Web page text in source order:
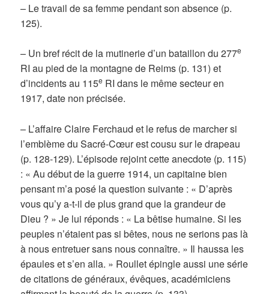
– Le travail de sa femme pendant son absence (p.
125).
– Un bref récit de la mutinerie d’un bataillon du 277e
RI au pied de la montagne de Reims (p. 131) et
d’incidents au 115e RI dans le même secteur en
1917, date non précisée.
– L’affaire Claire Ferchaud et le refus de marcher si
l’emblème du Sacré-Cœur est cousu sur le drapeau
(p. 128-129). L’épisode rejoint cette anecdote (p. 115)
: « Au début de la guerre 1914, un capitaine bien
pensant m’a posé la question suivante : « D’après
vous qu’y a-t-il de plus grand que la grandeur de
Dieu ? » Je lui réponds : « La bêtise humaine. Si les
peuples n’étaient pas si bêtes, nous ne serions pas là
à nous entretuer sans nous connaître. » Il haussa les
épaules et s’en alla. » Roullet épingle aussi une série
de citations de généraux, évêques, académiciens